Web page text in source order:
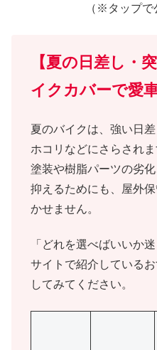
（※タップで
【夏の日差し・
イクカバーで愛
夏のバイクは、強い日
ホコリなどにさらされま
塗装や樹脂パーツの劣
抑えるためにも、屋外
かせません。
「どれを選べばいいか
サイトで紹介している
してみてください。